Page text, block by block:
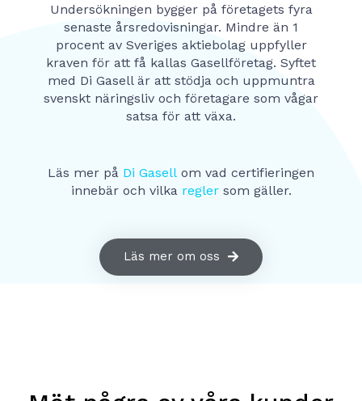
Undersökningen bygger på företagets fyra
senaste årsredovisningar. Mindre än 1
procent av Sveriges aktiebolag uppfyller
kraven för att få kallas Gasellföretag. Syftet
med Di Gasell är att stödja och uppmuntra
svenskt näringsliv och företagare som vågar
satsa för att växa.
Läs mer på Di Gasell om vad certifieringen
innebär och vilka reglersom gäller.
Läs mer om oss